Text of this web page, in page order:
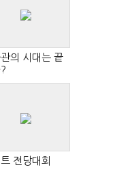
의 시대는 끝
전당대회